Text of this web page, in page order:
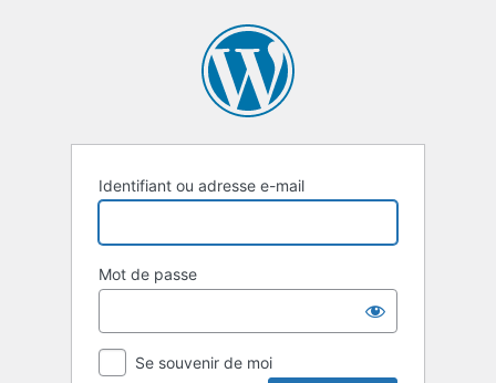
Identifiant ou adresse e-mail
Mot de passe
Se souvenir de moi